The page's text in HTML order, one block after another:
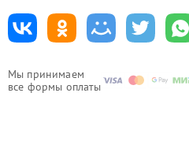
Мы принимаем
все формы оплаты